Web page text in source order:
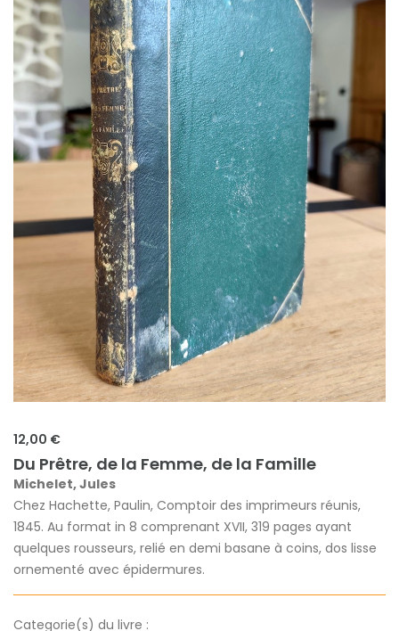
12,00 €
Du Prêtre, de la Femme, de la Famille
Michelet, Jules
Chez Hachette, Paulin, Comptoir des imprimeurs réunis,
1845. Au format in 8 comprenant XVII, 319 pages ayant
quelques rousseurs, relié en demi basane à coins, dos lisse
ornementé avec épidermures.
Categorie(s) du livre :